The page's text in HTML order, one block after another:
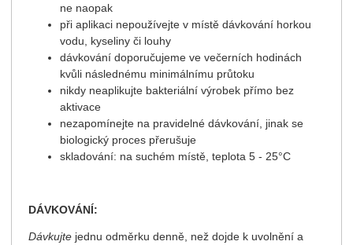
ne naopak
při aplikaci nepoužívejte v místě dávkování horkou
vodu, kyseliny či louhy
dávkování doporučujeme ve večerních hodinách
kvůli následnému minimálnímu průtoku
nikdy neaplikujte bakteriální výrobek přímo bez
aktivace
nezapomínejte na pravidelné dávkování, jinak se
biologický proces přerušuje
skladování: na suchém místě, teplota 5 - 25°C
DÁVKOVÁNÍ:
Dávkujte jednu odměrku denně, než dojde k uvolnění a